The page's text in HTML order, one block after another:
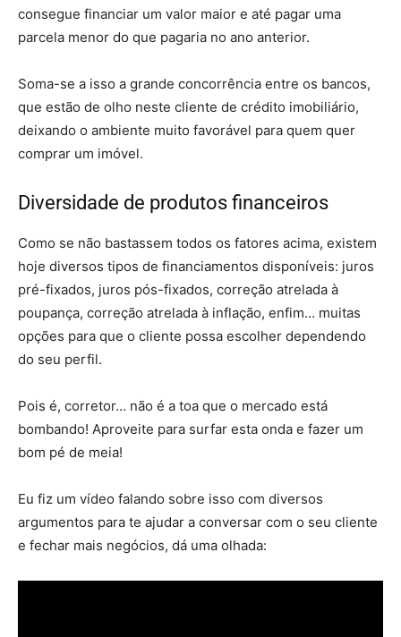
consegue financiar um valor maior e até pagar uma
parcela menor do que pagaria no ano anterior.
Soma-se a isso a grande concorrência entre os bancos,
que estão de olho neste cliente de crédito imobiliário,
deixando o ambiente muito favorável para quem quer
comprar um imóvel.
Diversidade de produtos financeiros
Como se não bastassem todos os fatores acima, existem
hoje diversos tipos de financiamentos disponíveis: juros
pré-fixados, juros pós-fixados, correção atrelada à
poupança, correção atrelada à inflação, enfim… muitas
opções para que o cliente possa escolher dependendo
do seu perfil.
Pois é, corretor… não é a toa que o mercado está
bombando! Aproveite para surfar esta onda e fazer um
bom pé de meia!
Eu fiz um vídeo falando sobre isso com diversos
argumentos para te ajudar a conversar com o seu cliente
e fechar mais negócios, dá uma olhada: